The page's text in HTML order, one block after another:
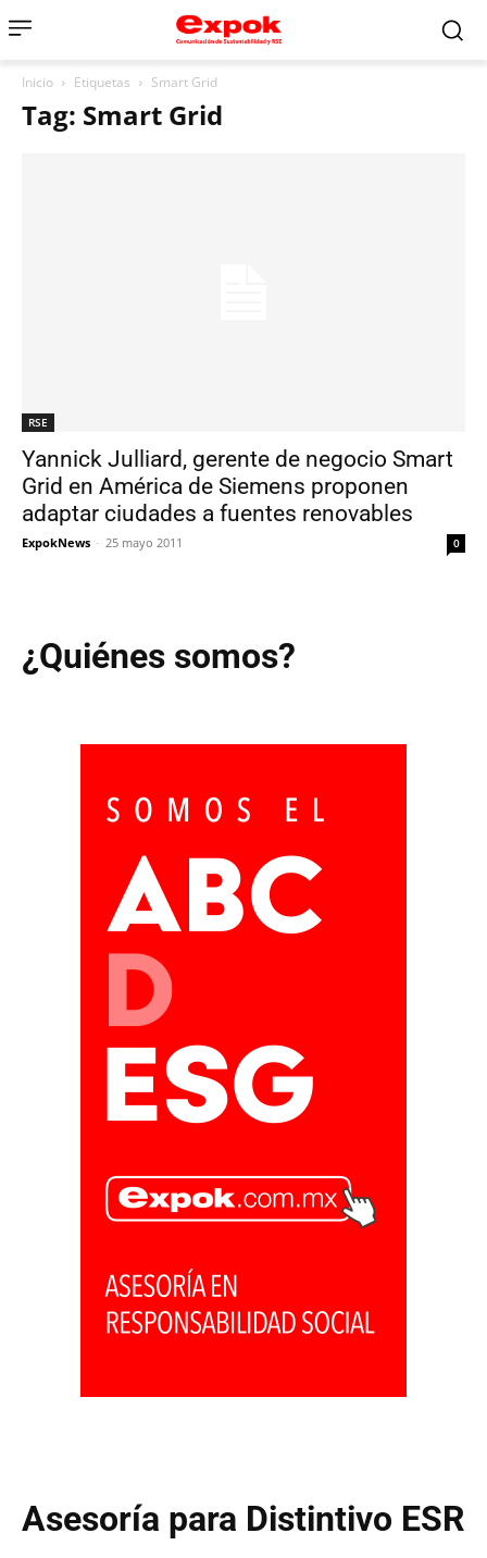
Inicio Etiquetas Smart Grid
Tag: Smart Grid
RSE
Yannick Julliard, gerente de negocio Smart
Grid en América de Siemens proponen
adaptar ciudades a fuentes renovables
ExpokNews - 25 mayo 2011 0
¿Quiénes somos?
Asesoría para Distintivo ESR